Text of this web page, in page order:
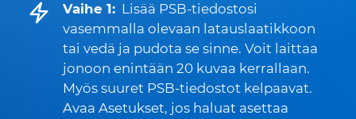
Vaihe 1: Lisää PSB-tiedostosi
vasemmalla olevaan latauslaatikkoon
tai vedä ja pudota se sinne. Voit laittaa
jonoon enintään 20 kuvaa kerrallaan.
Myös suuret PSB-tiedostot kelpaavat.
Avaa Asetukset, jos haluat asettaa